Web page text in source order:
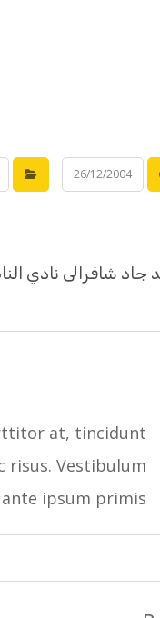
26/12/2004
جاد شافرالى نادي
at, tincidunt
risus. Vestibulum
ante ipsum primis